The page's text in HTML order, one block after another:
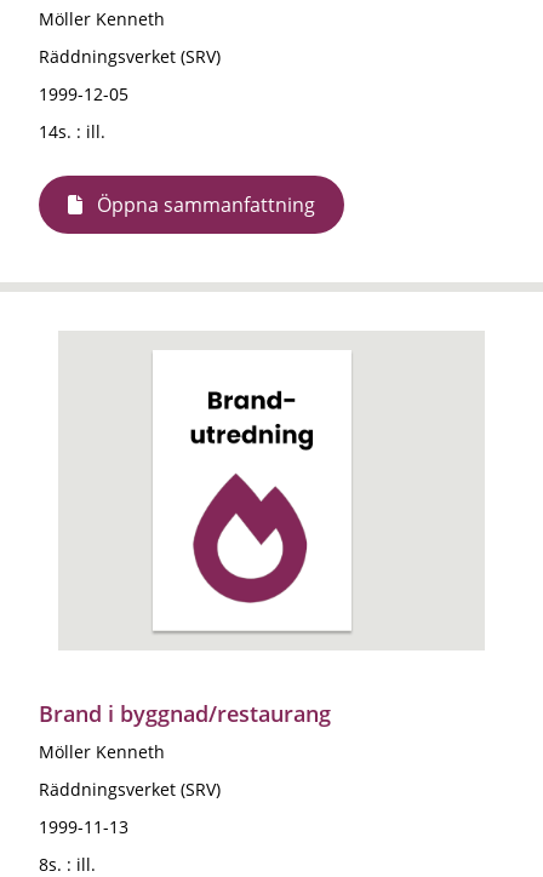
Möller Kenneth
Räddningsverket (SRV)
1999-12-05
14s. : ill.
Öppna sammanfattning
Brand i byggnad/restaurang
Möller Kenneth
Räddningsverket (SRV)
1999-11-13
8s. : ill.